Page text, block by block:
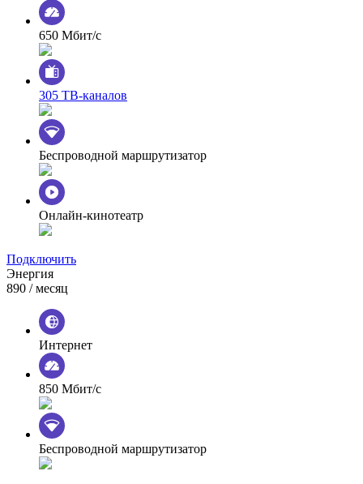
650 Мбит/с
305 ТВ-каналов
Беспроводной маршрутизатор
Онлайн-кинотеатр
Подключить
Энергия
890 / месяц
Интернет
850 Мбит/с
Беспроводной маршрутизатор